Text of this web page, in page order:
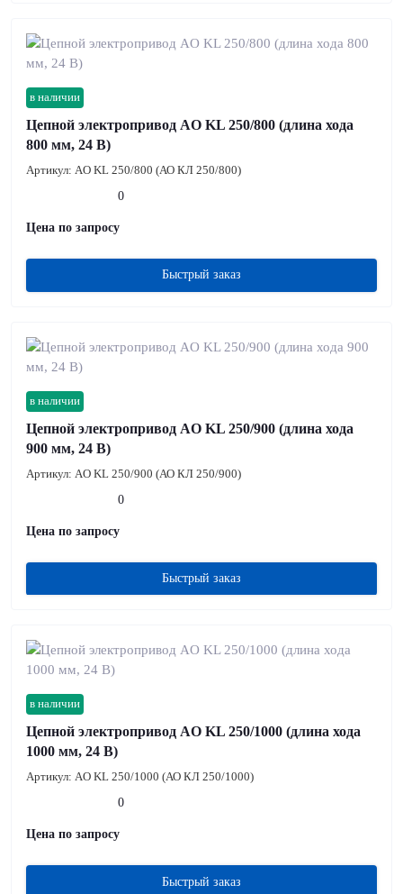
в наличии
Цепной электропривод AO KL 250/800 (длина хода
800 мм, 24 В)
Артикул: AO KL 250/800 (АО КЛ 250/800)
0
Цена по запросу
Быстрый заказ
в наличии
Цепной электропривод AO KL 250/900 (длина хода
900 мм, 24 В)
Артикул: AO KL 250/900 (АО КЛ 250/900)
0
Цена по запросу
Быстрый заказ
в наличии
Цепной электропривод AO KL 250/1000 (длина хода
1000 мм, 24 В)
Артикул: AO KL 250/1000 (АО КЛ 250/1000)
0
Цена по запросу
Быстрый заказ